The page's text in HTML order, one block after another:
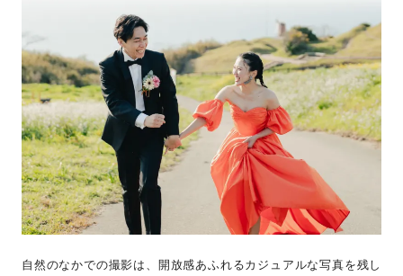
自然のなかでの撮影は、開放感あふれるカジュアルな写真を残し